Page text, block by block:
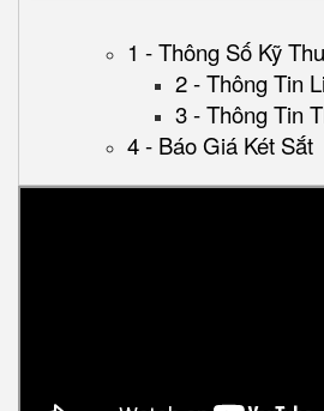
1 - Thông Số Kỹ
2 - Thông Tin
3 - Thông Tin
4 - Báo Giá Két Sắt